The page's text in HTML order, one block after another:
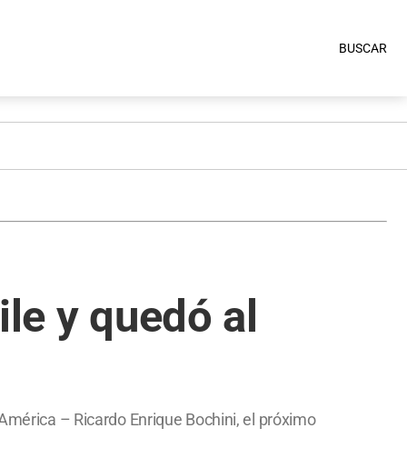
BUSCAR
y quedó al
– Ricardo Enrique Bochini, el próximo